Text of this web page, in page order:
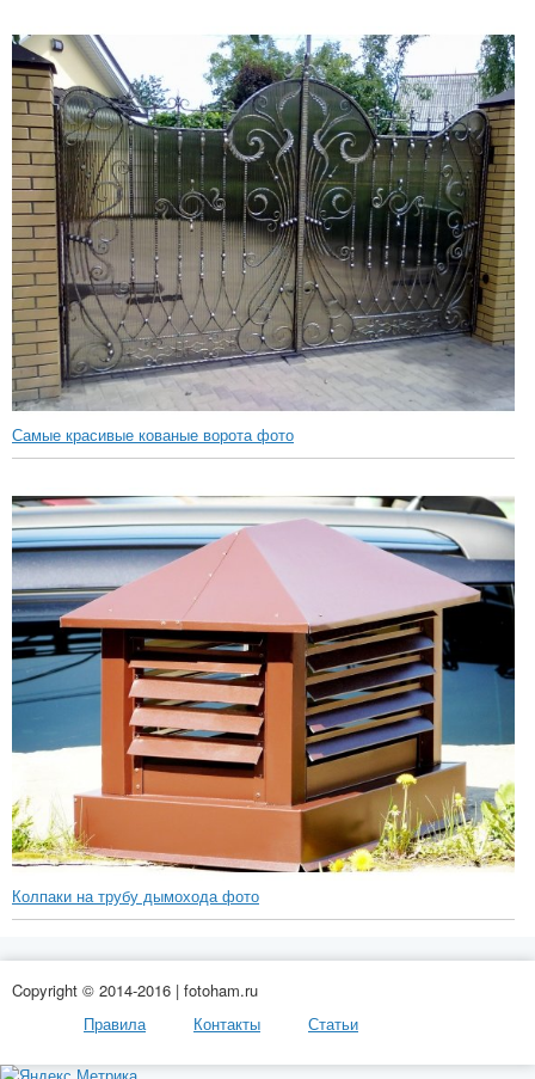
Самые красивые кованые ворота фото
Колпаки на трубу дымохода фото
Copyright © 2014-2016 | fotoham.ru
Правила
Контакты Статьи